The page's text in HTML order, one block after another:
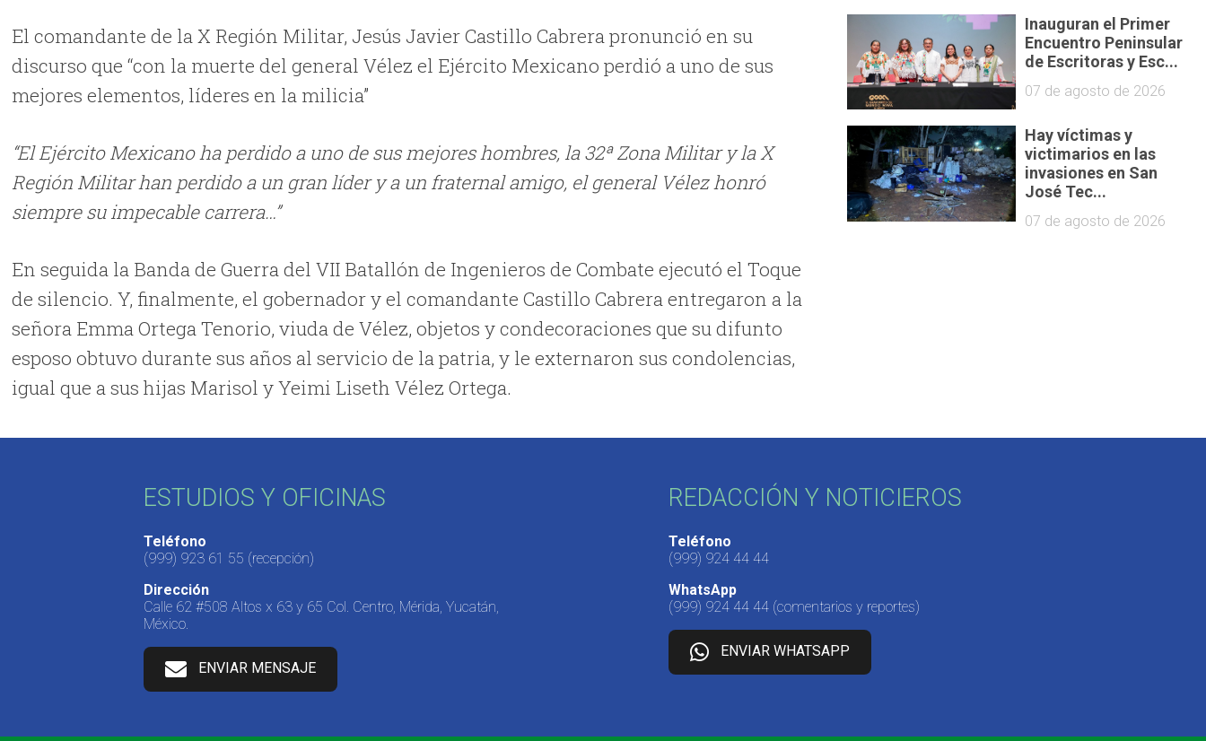
El comandante de la X Región Militar, Jesús Javier Castillo Cabrerapronunció en su
discurso que “con la muerte del general Vélez el Ejército Mexicano perdió a uno de sus
mejores elementos, líderes en la milicia”
“El Ejército Mexicano ha perdido a uno de sus mejores hombres, la 32ª Zona Militar y la X
Región Militar han perdido a un gran líder y a un fraternal amigo, el general Vélez honró
siempre su impecable carrera…”
En seguida la Banda de Guerra del VII Batallón de Ingenieros de Combate ejecutó el Toque
de silencio. Y, finalmente, el gobernador y el comandante Castillo Cabrera entregaron a la
señora Emma Ortega Tenorio, viuda de Vélez, objetos y condecoraciones que su difunto
esposo obtuvo durante sus años al servicio de la patria, y le externaron sus condolencias,
igual que a sus hijas Marisol y Yeimi Liseth Vélez Ortega.
Inauguran el Primer
Encuentro Peninsular
de Escritoras y Esc...
07 de agosto de 2026
Hay víctimas y
victimarios en las
invasiones en San
José Tec...
07 de agosto de 2026
ESTUDIOS Y OFICINAS
Teléfono
(999) 923 61 55 (recepción)
Dirección
Calle 62 #508 Altos x 63 y 65 Col. Centro, Mérida, Yucatán,
México.
ENVIAR MENSAJE
REDACCIÓN Y NOTICIEROS
Teléfono
(999) 924 44 44
WhatsApp
(999) 924 44 44 (comentarios y reportes)
ENVIAR WHATSAPP